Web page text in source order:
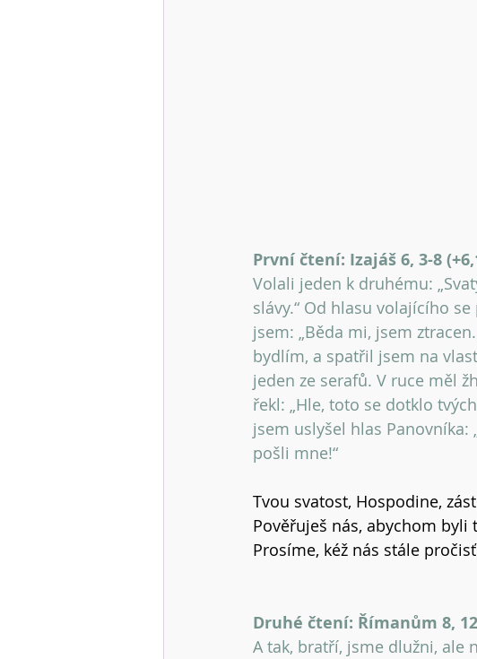
První čtení: Izajáš 6, 3-8
Volali jeden k druhému:
slávy.“ Od hlasu volajícího
jsem: „Běda mi, jsem
bydlím, a spatřil jsem na
jeden ze serafů. V ruce měl
řekl: „Hle, toto se dotklo
jsem uslyšel hlas Panovníka:
pošli mne!“
Tvou svatost, Hospodine,
Pověřuješ nás, abychom byli
Prosíme, kéž nás stále
Druhé čtení: Římanům 8,
A tak, bratří, jsme dlužni, ale